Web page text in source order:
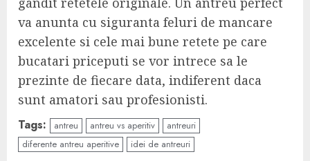
va anunta cu siguranta feluri de mancare
excelente si cele mai bune retete pe care
bucatari priceputi se vor intrece sa le
prezinte de fiecare data, indiferent daca
sunt amatori sau profesionisti.
Tags: antreu antreu vs aperitiv
antreuri
diferente antreu aperitive
idei de antreuri